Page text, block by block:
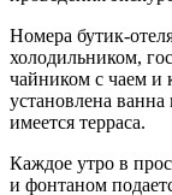
Номера бутик-
холодильником,
чайником с чаем и
установлена
имеется терраса.
Каждое утро в
и фонтаном